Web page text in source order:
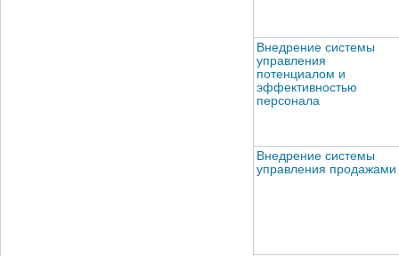
Внедрение системы
управления
потенциалом и
эффективностью
персонала
Внедрение системы
управления продажами